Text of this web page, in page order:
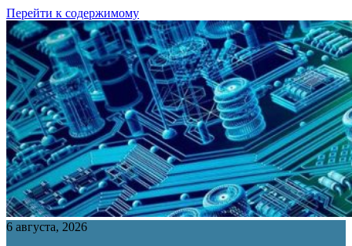
Перейти к содержимому
6 августа, 2026